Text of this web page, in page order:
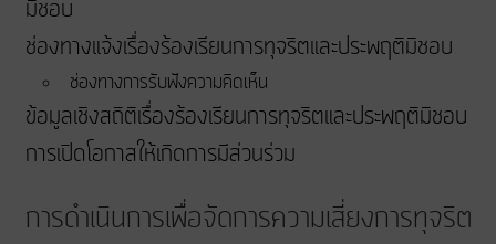
มิชอบ
ช่องทางแจ้งเรื่องร้องเรียนการทุจริตและประพฤติมิชอบ
ช่องทางการรับฟังความคิดเห็น
ข้อมูลเชิงสถิติเรื่องร้องเรียนการทุจริตและประพฤติมิชอบ
การเปิดโอกาสให้เกิดการมีส่วนร่วม
การดำเนินการเพื่อจัดการความเสี่ยงการทุจริต